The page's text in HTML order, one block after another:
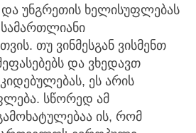
და უნგრეთის ხელისუფლებას
თუ ვინმესგან ვისმენთ
და ვხედავთ
ეს არის
სწორედ ამ
ის, რომ